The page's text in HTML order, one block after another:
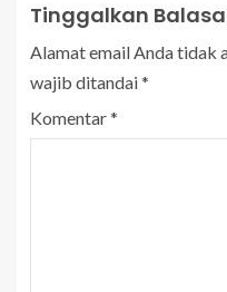
Tinggalkan
Alamat email Anda tidak
wajib ditandai*
Komentar*